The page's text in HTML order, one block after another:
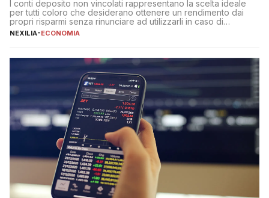
I conti deposito non vincolati rappresentano la scelta ideale
per tutti coloro che desiderano ottenere un rendimento dai
propri risparmi senza rinunciare ad utilizzarli in caso di
necessità. A differenza delle forme vincolate tradizionali,
flessibilità e rendimento. Come funzionano […]
NEXILIA-ECONOMIA